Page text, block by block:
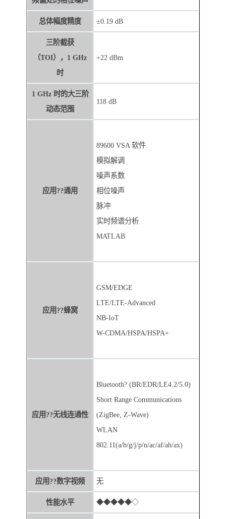
总体幅度精度 ±0.19 dB
三阶截获
（TOI），1 GHz
时
+22 dBm
1 GHz 时的大三阶
动态范围
118 dB
应用??通用
89600 VSA 软件
模拟解调
噪声系数
相位噪声
脉冲
实时频谱分析
MATLAB
应用??蜂窝
GSM/EDGE
LTE/LTE-Advanced
NB-IoT
W-CDMA/HSPA/HSPA+
应用??无线连通性
Bluetooth? (BR/EDR/LE4.2/5.0)
Short Range Communications
(ZigBee, Z-Wave)
WLAN
802.11(a/b/g/j/p/n/ac/af/ah/ax)
应用??数字视频 无
性能水平 ◆◆◆◆◆◇